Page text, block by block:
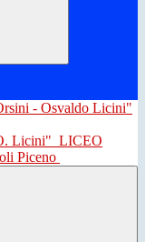
Licini" LICEO
Piceno